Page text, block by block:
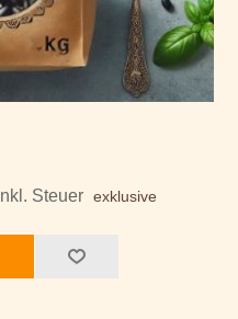
Steuer exklusive